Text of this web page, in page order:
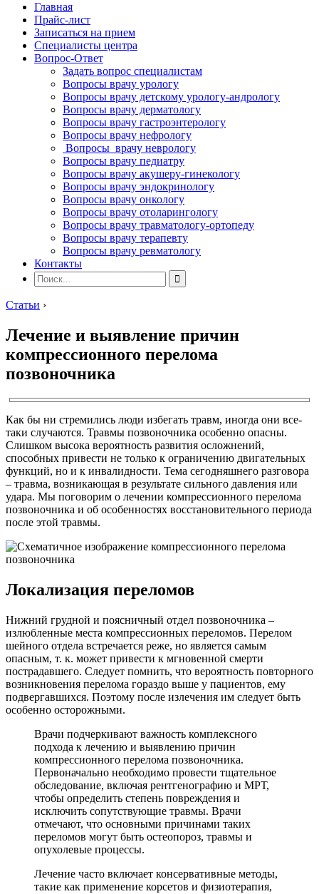
Главная
Прайс-лист
Записаться на прием
Специалисты центра
Вопрос-Ответ
Задать вопрос специалистам
Вопросы врачу урологу
Вопросы врачу детскому урологу-андрологу
Вопросы врачу дерматологу
Вопросы врачу гастроэнтерологу
Вопросы врачу нефрологу
Вопросы врачу неврологу
Вопросы врачу педиатру
Вопросы врачу акушеру-гинекологу
Вопросы врачу эндокринологу
Вопросы врачу онкологу
Вопросы врачу отоларингологу
Вопросы врачу травматологу-ортопеду
Вопросы врачу терапевту
Вопросы врачу ревматологу
Контакты
Статьи ›
Лечение и выявление причин
компрессионного перелома
позвоночника
Как бы ни стремились люди избегать травм, иногда они все-
таки случаются. Травмы позвоночника особенно опасны.
Слишком высока вероятность развития осложнений,
способных привести не только к ограничению двигательных
функций, но и к инвалидности. Тема сегодняшнего разговора
– травма, возникающая в результате сильного давления или
удара. Мы поговорим о лечении компрессионного перелома
позвоночника и об особенностях восстановительного периода
после этой травмы.
Локализация переломов
Нижний грудной и поясничный отдел позвоночника –
излюбленные места компрессионных переломов. Перелом
шейного отдела встречается реже, но является самым
опасным, т. к. может привести к мгновенной смерти
пострадавшего. Следует помнить, что вероятность повторного
возникновения перелома гораздо выше у пациентов, ему
подвергавшихся. Поэтому после излечения им следует быть
особенно осторожными.
Врачи подчеркивают важность комплексного
подхода к лечению и выявлению причин
компрессионного перелома позвоночника.
Первоначально необходимо провести тщательное
обследование, включая рентгенографию и МРТ,
чтобы определить степень повреждения и
исключить сопутствующие травмы. Врачи
отмечают, что основными причинами таких
переломов могут быть остеопороз, травмы и
опухолевые процессы.
Лечение часто включает консервативные методы,
такие как применение корсетов и физиотерапия,